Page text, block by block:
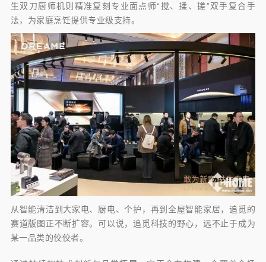
生双刀厨师机则精准复刻专业面点师“搅、揉、搓”双手复合手
法，为家庭烹饪提供专业级支持。
从智能清洁到大家电、厨电、个护，再到全屋智能家居，追觅的
赛道版图正不断扩容。可以说，追觅科技的野心，远不止于成为
某一品类的佼佼者。